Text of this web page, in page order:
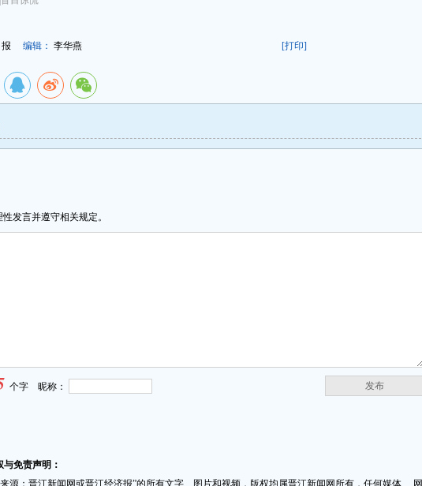
报 编辑： 李华燕 [打印]
发言并遵守相关规定。
发布
个字 昵称：
免责声明：
源：晋江新闻网或晋江经济报”的所有文字、图片和视频，版权均属晋江新闻网所有，任何媒体、 网